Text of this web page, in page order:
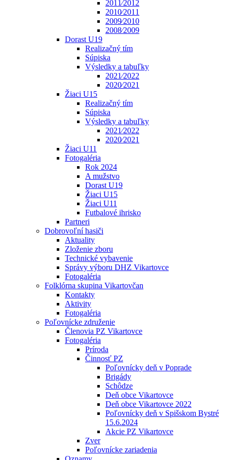
2011⁄2012
2010⁄2011
2009⁄2010
2008⁄2009
Dorast U19
Realizačný tím
Súpiska
Výsledky a tabuľky
2021⁄2022
2020⁄2021
Žiaci U15
Realizačný tím
Súpiska
Výsledky a tabuľky
2021⁄2022
2020⁄2021
Žiaci U11
Fotogaléria
Rok 2024
A mužstvo
Dorast U19
Žiaci U15
Žiaci U11
Futbalové ihrisko
Partneri
Dobrovoľní hasiči
Aktuality
Zloženie zboru
Technické vybavenie
Správy výboru DHZ Vikartovce
Fotogaléria
Folklórna skupina Vikartovčan
Kontakty
Aktivity
Fotogaléria
Poľovnícke združenie
Členovia PZ Vikartovce
Fotogaléria
Príroda
Činnosť PZ
Poľovnícky deň v Poprade
Brigády
Schôdze
Deň obce Vikartovce
Deň obce Vikartovce 2022
Poľovnícky deň v Spišskom Bystré
15.6.2024
Akcie PZ Vikartovce
Zver
Poľovnícke zariadenia